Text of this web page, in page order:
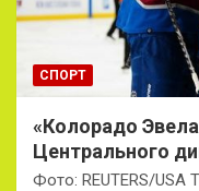
СПОРТ
«Колорадо
Центрального
Фото: REUTERS/USA